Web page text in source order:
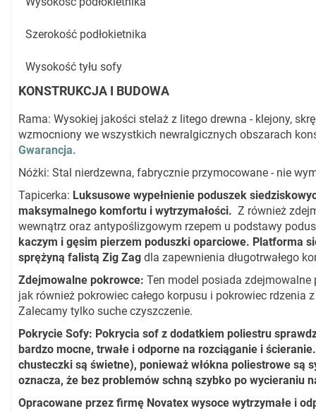
Szerokość podłokietnika
Wysokość tyłu sofy
KONSTRUKCJA I BUDOWA
Rama: Wysokiej jakości stelaż z litego drewna - klejony,
wzmocniony we wszystkich newralgicznych obszarach
Gwarancja.
Nóżki: Stal nierdzewna, fabrycznie przymocowane - nie
Tapicerka: Luksusowe wypełnienie poduszek
maksymalnego komfortu i wytrzymałości. Z również
wewnątrz oraz antypoślizgowym rzepem u podstawy
kaczym i gęsim pierzem poduszki oparciowe. Platforma
sprężyną falistą Zig Zag dla zapewnienia długotrwałego
Zdejmowalne pokrowce: Ten model posiada
jak również pokrowiec całego korpusu i pokrowiec rdzenia
Zalecamy tylko suche czyszczenie.
Pokrycie Sofy: Pokrycia sof z dodatkiem poliestru
bardzo mocne, trwałe i odporne na rozciąganie i
chusteczki są świetne), ponieważ włókna poliestrowe są
oznacza, że bez problemów schną szybko po wycieraniu
Opracowane przez firmę Novatex wysoce wytrzymałe i